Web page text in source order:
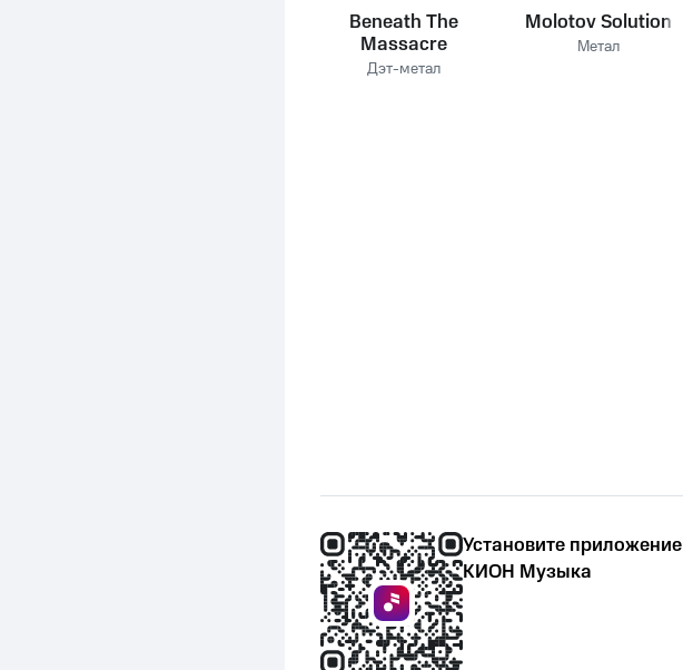
Beneath The
Massacre
Дэт-метал
Molotov Solution
Метал
Установите приложение
КИОН Музыка